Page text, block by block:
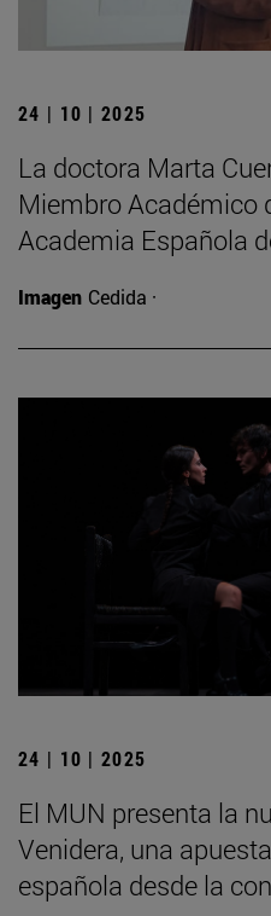
24 | 10 | 2025
La doctora Marta
Miembro Académico
Academia Española
Imagen Cedida ·
24 | 10 | 2025
El MUN presenta la
Venidera, una
española desde la